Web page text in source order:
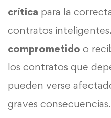
crítica para la
contratos
comprometido o
los contratos que
pueden verse
graves consecuencias.